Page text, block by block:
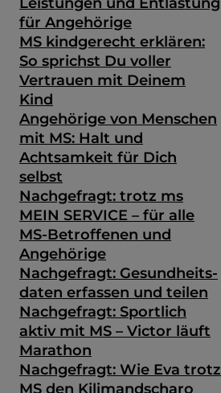
für Angehörige
MS kindgerecht erklären:
So sprichst Du voller
Vertrauen mit Deinem
Kind
Angehörige von Menschen
mit MS: Halt und
Achtsamkeit für Dich
selbst
Nachgefragt: trotz ms
MEIN SERVICE – für alle
MS-Betroffenen und
Angehörige
Nachgefragt: Gesundheits­
daten erfassen und teilen
Nachgefragt: Sportlich
aktiv mit MS – Victor läuft
Marathon
Nachgefragt: Wie Eva trotz
MS den Kilimandscharo